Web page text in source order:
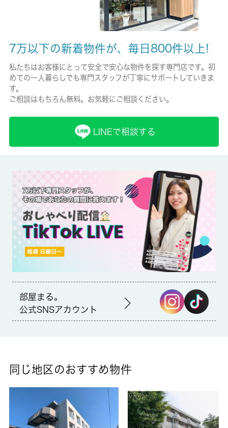
初回契約時：50%、月額：1,250円
賃貸区分/契約期間
一般/2年
４：３０まで※解約予告２ヶ月前※清掃費実費（退去時払い）※
ライフライン（電気、ガス、水道、ネット）は弊社よりご案内致
します。
初期費用のクレジット決済が可能
室内設備はCATV・エアコンなどが揃っているので、快適に過ご
しやすいお部屋になります。新しい日々を送るにふさわしい、き
れいな室内です。駐輪場付きの物件です。入居日のご相談がござ
いましたら何なりとお申し付けください。浴室とトイレが分かれ
ています。安心して過ごせる住まいを、調布市にある京王線西調
布周辺でゲットしましょう。住まいに関する事なら、 城南コミ
ュニティまでご連絡下さい。
7万以下の新着物件が、毎日800件以上!
私たちはお客様にとって安全で安心な物件を探す専門店です。初
めての一人暮らしでも専門スタッフが丁寧にサポートしていきま
す。
ご相談はもちろん無料。お気軽にご相談ください。
LINEで相談する
部屋まる。
公式SNSアカウント
同じ地区のおすすめ物件